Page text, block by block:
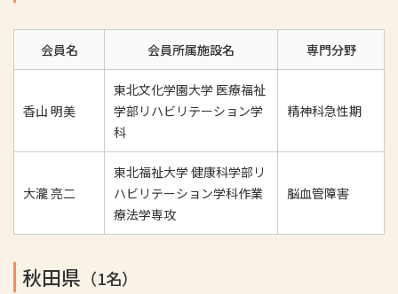
会員名 会員所属施設名 専門分野
香山 明美
東北文化学園大学 医療福祉
学部リハビリテーション学
科
精神科急性期
大瀧 亮二
東北福祉大学 健康科学部リ
ハビリテーション学科作業
療法学専攻
脳血管障害
秋田県 （1名）